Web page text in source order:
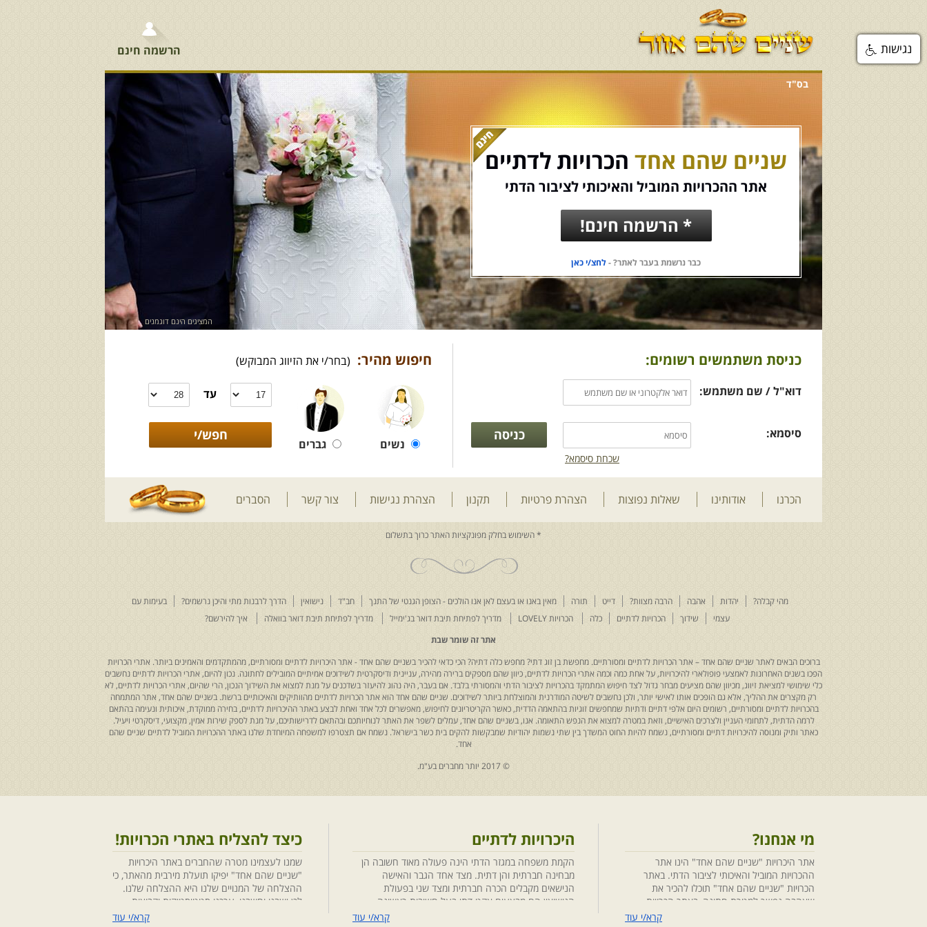
הרשמה חינם
בס"ד
שניים שהם אחד הכרויות לדתיים
אתר ההכרויות המוביל והאיכותי לציבור הדתי
* הרשמה חינם!
כבר נרשמת בעבר לאתר? -לחצ/י כאן
המציגים הינם דוגמנים
כניסת משתמשים רשומים:
דוא"ל / שם משתמש:
סיסמא:
שכחת סיסמא?
חיפוש מהיר: (בחר/י את הזיווג המבוקש)
נשים גברים
עד
הכרנו אודותינו שאלות נפוצות הצהרת פרטיות תקנון הצהרת נגישות צור קשר הסברים
מהי קבלה? יהדות אהבה הרבה מצוות? דייט תורה מאין באנו או בעצם לאן אנו הולכים - הצופן הגנטי של התנך חב"ד נישואין הדרך לרבנות מתי והיכן נרשמים?
בעימות עם
עצמי
שידוך הכרויות לדתיים כלה הכרויות LOVELY מדריך לפתיחת תיבת דואר בג'ימייל מדריך לפתיחת תיבת דואר בוואלה
איך להירשם?
אתר זה שומר שבת
ברוכים הבאים לאתר שניים שהם אחד – אתר הכרויות לדתיים ומסורתיים. מחפשת בן זוג דתי? מחפש כלה דתיה? הכי כדאי להכיר בשניים שהם אחד - אתר היכרויות לדתיים ומסורתיים, מהמתקדמים והאמינים ביותר. אתרי הכרויות
הפכו בשנים האחרונות לאמצעי פופולארי להיכרויות, על אחת כמה וכמה אתרי הכרויות לדתיים, כיוון שהם מספקים ברירה מהירה, עניינית ודיסקרטית לשידוכים אמיתיים המובילים לחתונה. נכון להיום, אתרי הכרויות לדתיים נחשבים
כלי שימושי למציאת זיווג, מכיוון שהם מציעים מבחר גדול לצד חיפוש המתמקד בהכרויות לציבור הדתי והמסורתי בלבד. אם בעבר, היה נהוג להיעזר בשדכנים על מנת למצוא את השידוך הנכון, הרי שהיום, אתרי הכרויות לדתיים, לא
רק מקצרים את ההליך, אלא גם הופכים אותו לאישי יותר, ולכן נחשבים לשיטה המודרנית והמוצלחת ביותר לשידוכים. שניים שהם אחד הוא אתר הכרויות לדתיים מהוותיקים והאיכותיים ברשת. בשניים שהם אחד, אתר המתמחה
בהכרויות לדתיים ומסורתיים, רשומים היום אלפי דתיים ודתיות שמחפשים זוגיות בהתאמה הדדית, כאשר הקריטריונים לחיפוש, מאפשרים לכל אחד ואחת לבצע באתר ההיכרויות לדתיים, בחירה ממוקדת, איכותית ונעימה בהתאם
לרמה הדתית, לתחומי העניין ולצרכים האישיים, וזאת במטרה למצוא את הנפש התאומה. אנו, בשניים שהם אחד, עמלים לשפר את האתר לנוחיותכם ובהתאם לדרישותיכם, על מנת לספק שירות אמין, מקצועי, דיסקרטי ויעיל.
כאתר ותיק ומנוסה להיכרויות דתיים ומסורתיים, נשמח להיות החוט המשדך בין שתי נשמות יהודיות שמבקשות להקים בית כשר בישראל. נשמח אם תצטרפו למשפחה המיוחדת שלנו באתר ההכרויות המוביל לדתיים שניים שהם
אחד.
© 2017 יותר מחברים בע"מ.
מי אנחנו?
אתר היכרויות "שניים שהם אחד" הינו אתר
ההכרויות המוביל והאיכותי לציבור הדתי. באתר
הכרויות "שניים שהם אחד" תוכלו להכיר את
שאהבה נפשך למטרת חתונה, באתר הכרויות
"שניים שהם אחד" הושקעו מחשבה ומאמציםקרא/י עוד
היכרויות לדתיים
הקמת משפחה במגזר הדתי הינה פעולה מאוד חשובה הן
מבחינה חברתית והן דתית. מצד אחד הגבר והאישה
הנישאים מקבלים הכרה חברתית ומצד שני בפעולת
הנישואין הם מבצעים אקט דתי בעל חשיבות ראשונה
במעלה. חשוב לציין בהקשר זה שגם הגורמים למפגשקרא/י עוד
כיצד להצליח באתרי הכרויות!
שמנו לעצמינו מטרה שהחברים באתר היכרויות
"שניים שהם אחד" יפיקו תועלת מירבית מהאתר, כי
ההצלחה של המנויים שלנו היא ההצלחה שלנו.
לכן ישבנו וחשבנו ,ערכנו סטטיסטיקות וקבוצות
מיקוד, בחנו התנהגויות ומגמות והמסקנה החדקרא/י עוד
נגישות